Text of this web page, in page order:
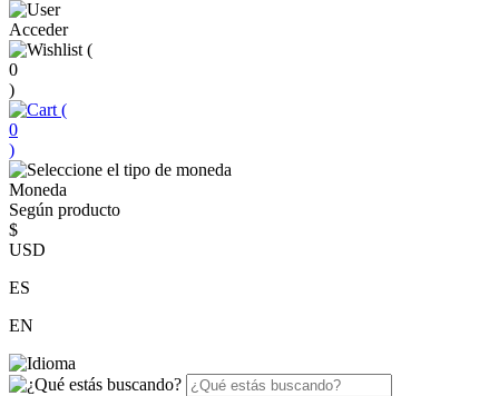
Acceder
(
0
)
(
0
)
Moneda
Según producto
$
USD
ES
EN